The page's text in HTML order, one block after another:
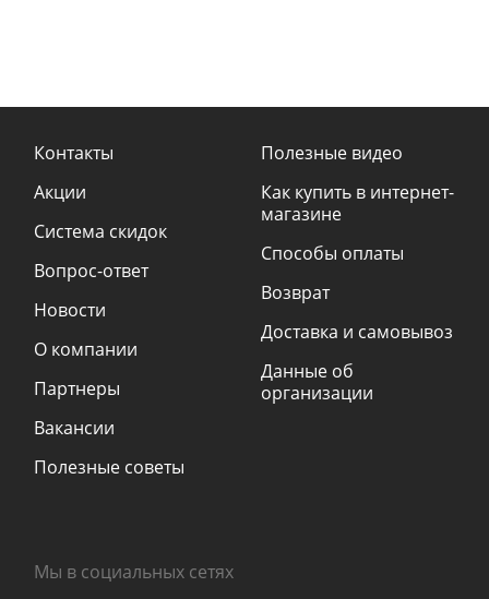
Контакты
Акции
Система скидок
Вопрос-ответ
Новости
О компании
Партнеры
Вакансии
Полезные советы
Полезные видео
Как купить в интернет-
магазине
Способы оплаты
Возврат
Доставка и самовывоз
Данные об
организации
Мы в социальных сетях